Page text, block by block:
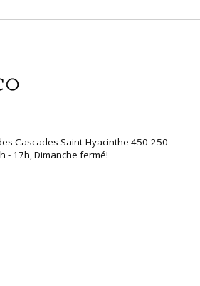
Cascades Saint-Hyacinthe 450-250-
- 17h, Dimanche fermé!